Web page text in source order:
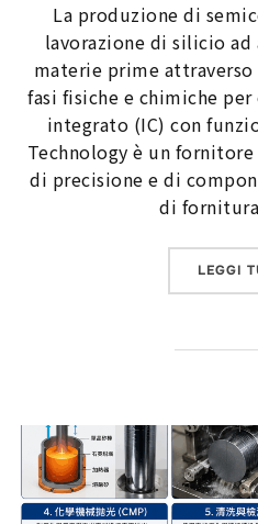
La produzione di
lavorazione di silicio
materie prime
fasi fisiche e chimiche
integrato (IC) con
Technology è un
di precisione e di
di
LEGGI